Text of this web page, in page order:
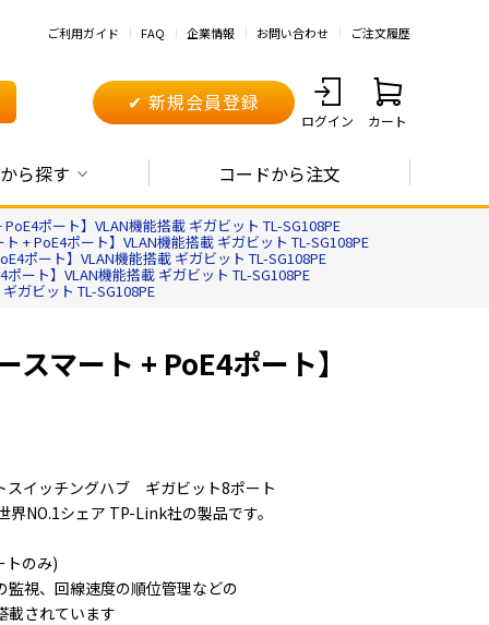
ご利用ガイド FAQ 企業情報 お問い合わせ ご注文履歴
✔ 新規会員登録
ログイン カート
ら探す コードから注文
ポート】VLAN機能搭載 ギガビット TL-SG108PE
+ PoE4ポート】VLAN機能搭載 ギガビット TL-SG108PE
ポート】VLAN機能搭載 ギガビット TL-SG108PE
ート】VLAN機能搭載 ギガビット TL-SG108PE
ガビット TL-SG108PE
マート + PoE4ポート】
スイッチングハブ ギガビット8ポート
界NO.1シェア TP-Link社の製品です。
のみ)
視、回線速度の順位管理などの
載されています